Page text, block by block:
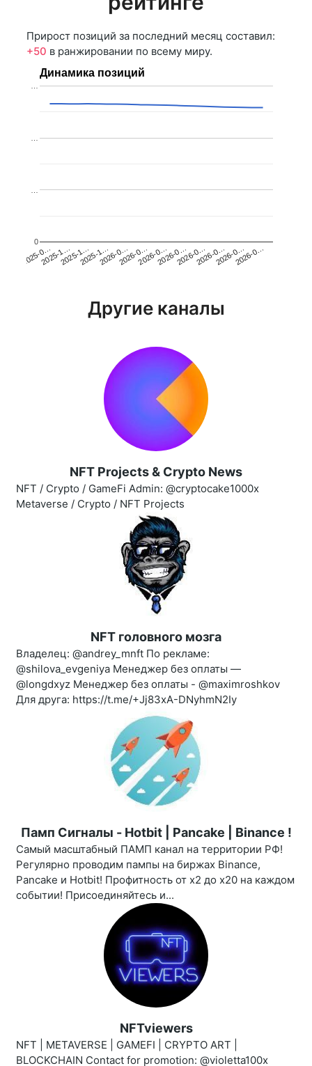
Прирост позиций за последний месяц составил:
+50 в ранжировании по всему миру.
Динамика позиций
2025-0…2025-1…2025-1…2025-1…2026-0…2026-0…2026-0…2026-0…2026-0…2026-0…2026-0…2026-0…
0
…
…
Другие каналы
NFT Projects & Crypto News
NFT / Crypto / GameFi Admin: @cryptocake1000x
Metaverse / Crypto / NFT Projects
NFT головного мозга
Владелец: @andrey_mnft По рекламе:
@shilova_evgeniya Менеджер без оплаты —
@longdxyz Менеджер без оплаты - @maximroshkov
Для друга: https://t.me/+Jj83xA-DNyhmN2Iy
Памп Сигналы - Hotbit | Pancake | Binance !
Самый масштабный ПАМП канал на территории РФ!
Регулярно проводим пампы на биржах Binance,
Pancake и Hotbit! Профитность от х2 до х20 на каждом
событии! Присоединяйтесь и...
NFTviewers
NFT | METAVERSE | GAMEFI | CRYPTO ART |
BLOCKCHAIN Contact for promotion: @violetta100x